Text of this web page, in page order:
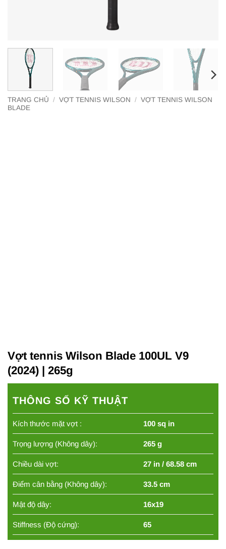
TRANG CHỦ / VỢT TENNIS WILSON / VỢT TENNIS WILSON
BLADE
Vợt tennis Wilson Blade 100UL V9
(2024) | 265g
THÔNG SỐ KỸ THUẬT
Kích thước mặt vợt : 100 sq in
Trọng lượng (Không dây): 265 g
Chiều dài vợt: 27 in / 68.58 cm
Điểm cân bằng (Không dây): 33.5 cm
Mật độ dây: 16x19
Stiffness (Độ cứng): 65